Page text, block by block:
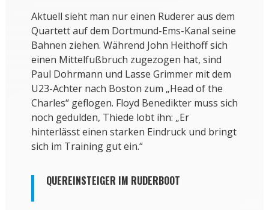
Aktuell sieht man nur einen Ruderer aus dem
Quartett auf dem Dortmund-Ems-Kanal seine
Bahnen ziehen. Während John Heithoff sich
einen Mittelfußbruch zugezogen hat, sind
Paul Dohrmann und Lasse Grimmer mit dem
U23-Achter nach Boston zum „Head of the
Charles“ geflogen. Floyd Benedikter muss sich
noch gedulden, Thiede lobt ihn: „Er
hinterlässt einen starken Eindruck und bringt
sich im Training gut ein.“
QUEREINSTEIGER IM RUDERBOOT